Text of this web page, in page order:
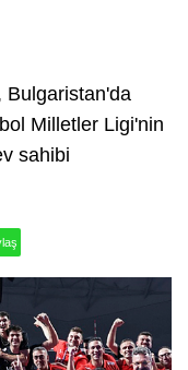
Bulgaristan'da
Milletler Ligi'nin
sahibi